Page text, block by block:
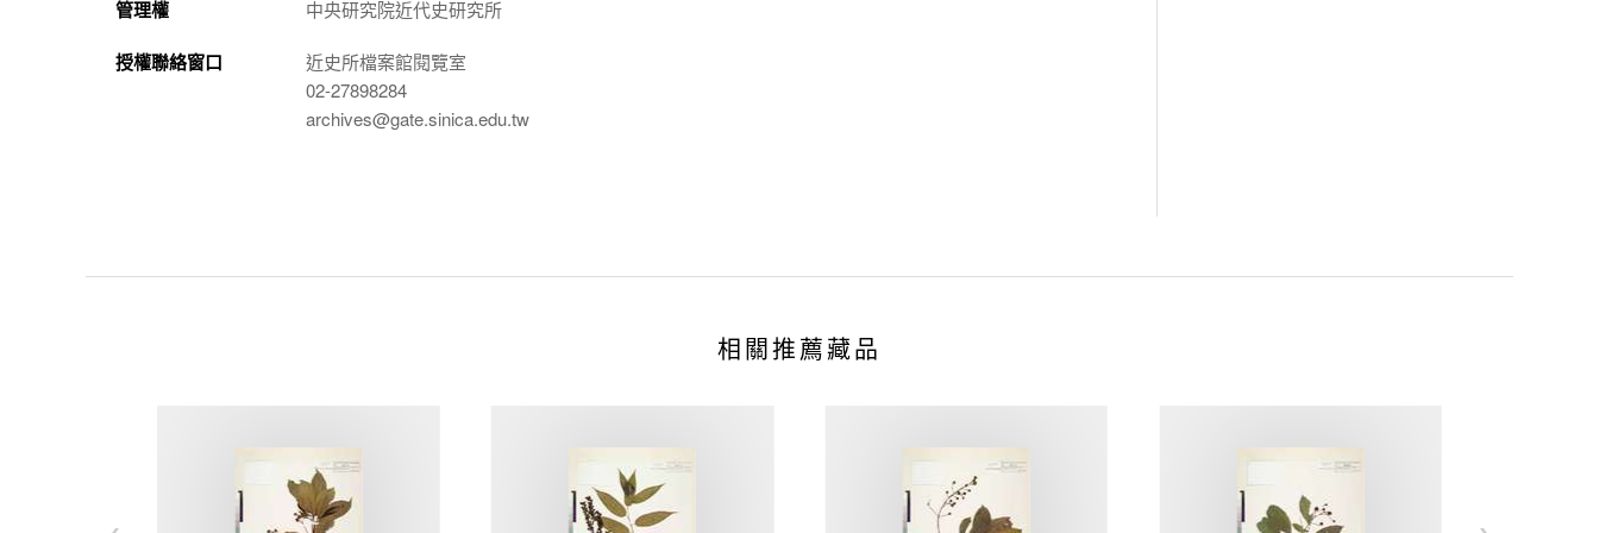
管理權 中央研究院近代史研究所
授權聯絡窗口
近史所檔案館閱覽室
02-27898284
archives@gate.sinica.edu.tw
相關推薦藏品